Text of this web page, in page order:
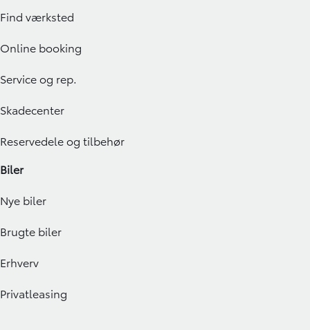
Find værksted
Online booking
Service og rep.
Skadecenter
Reservedele og tilbehør
Biler
Nye biler
Brugte biler
Erhverv
Privatleasing